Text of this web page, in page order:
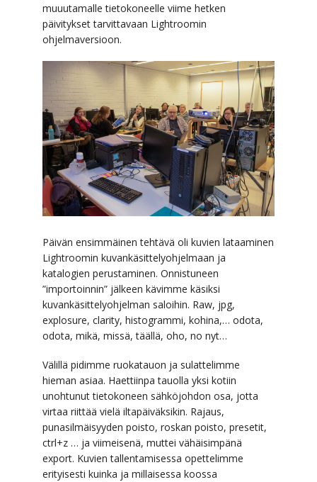
muuutamalle tietokoneelle viime hetken
päivitykset tarvittavaan Lightroomin
ohjelmaversioon.
Päivän ensimmäinen tehtävä oli kuvien lataaminen
Lightroomin kuvankäsittelyohjelmaan ja
katalogien perustaminen. Onnistuneen
”importoinnin” jälkeen kävimme käsiksi
kuvankäsittelyohjelman saloihin. Raw, jpg,
explosure, clarity, histogrammi, kohina,… odota,
odota, mikä, missä, täällä, oho, no nyt…
Välillä pidimme ruokatauon ja sulattelimme
hieman asiaa. Haettiinpa tauolla yksi kotiin
unohtunut tietokoneen sähköjohdon osa, jotta
virtaa riittää vielä iltapäiväksikin. Rajaus,
punasilmäisyyden poisto, roskan poisto, presetit,
ctrl+z … ja viimeisenä, muttei vähäisimpänä
export. Kuvien tallentamisessa opettelimme
erityisesti kuinka ja millaisessa koossa